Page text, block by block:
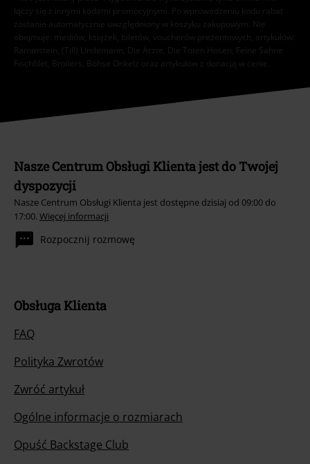
łączy się z innymi kodami promocyjnymi. Po wprowadzeniu kodu rabat
zostanie automatycznie uwzględniony w koszyku zakupowym. Nie
obejmuje: mediów, książek, biletów, voucherów prezentowych, artykułów:
Rammstein, (Till) Lindemann, Die Ärzte, Die Toten Hosen, Feine Sahne
Fischfilet, Broilers, Böhse Onkelz oraz artykułów z donacją w cenie.
Nasze Centrum Obsługi Klienta jest do Twojej
dyspozycji
Nasze Centrum Obsługi Klienta jest dostępne dzisiaj od 09:00 do
17:00. Więcej informacji
Rozpocznij rozmowę
Obsługa Klienta
FAQ
Polityka Zwrotów
Zwróć artykuł
Ogólne informacje o rozmiarach
Opuść Backstage Club